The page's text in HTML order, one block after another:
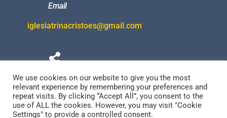
Email
iglesiatrinacristoes@gmail.com
We use cookies on our website to give you the most
relevant experience by remembering your preferences and
repeat visits. By clicking “Accept All”, you consent to the
use of ALL the cookies. However, you may visit "Cookie
Settings" to provide a controlled consent.